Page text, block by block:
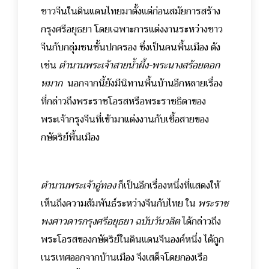
ชาวจีนในดินแดนไทยมาตั้งแต่ก่อนสมัยการสร้าง
กรุงศรีอยุธยา โดยเฉพาะการแต่งงานระหว่างชาว
จีนกับกลุ่มชนชั้นปกครอง ซึ่งเป็นคนพื้นเมือง ดัง
เช่น ตำนานพระเจ้าสายน้ำผึ้ง-พระนางสร้อยดอก
หมากนอกจากนี้ยังมีนิทานพื้นบ้านอีกหลายเรื่อง
ที่กล่าวถึงพระราชโอรสหรือพระราชธิดาของ
พระเจ้ากรุงจีนที่เข้ามาแต่งงานกับเชื้อสายของ
กษัตริย์พื้นเมือง
ตำนานพระเจ้าอู่ทองก็เป็นอีกเรื่องหนึ่งที่แสดงให้
เห็นถึงความสัมพันธ์ระหว่างจีนกับไทย ใน พระราช
พงศาวดารกรุงศรีอยุธยา ฉบับวันวลิตได้กล่าวถึง
พระโอรสของกษัตริย์ในดินแดนจีนองค์หนึ่ง ได้ถูก
เนรเทศออกจากบ้านเมือง จึงเสด็จโดยกองเรือ